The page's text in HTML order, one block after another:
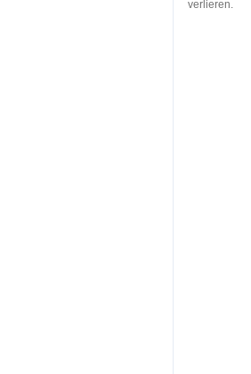
verlieren.